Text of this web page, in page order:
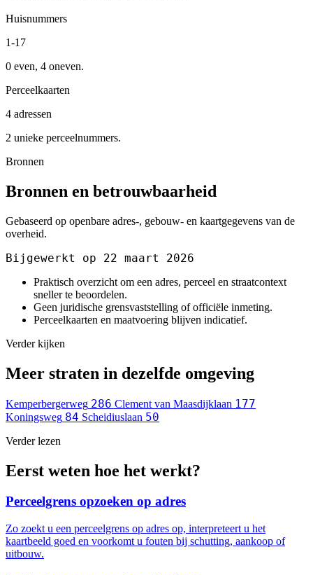
Huisnummers
1-17
0 even, 4 oneven.
Perceelkaarten
4 adressen
2 unieke perceelnummers.
Bronnen
Bronnen en betrouwbaarheid
Gebaseerd op openbare adres-, gebouw- en kaartgegevens van de
overheid.
Bijgewerkt op 22 maart 2026
Praktisch overzicht om een adres, perceel en straatcontext
sneller te beoordelen.
Geen juridische grensvaststelling of officiële inmeting.
Perceelkaarten en maatvoering blijven indicatief.
Verder kijken
Meer straten in dezelfde omgeving
Kemperbergerweg 286 Clement van Maasdijklaan 177
Koningsweg 84 Scheidiuslaan 50
Verder lezen
Eerst weten hoe het werkt?
Perceelgrens opzoeken op adres
Zo zoekt u een perceelgrens op adres op, interpreteert u het
kaartbeeld goed en voorkomt u fouten bij schutting, aankoop of
uitbouw.